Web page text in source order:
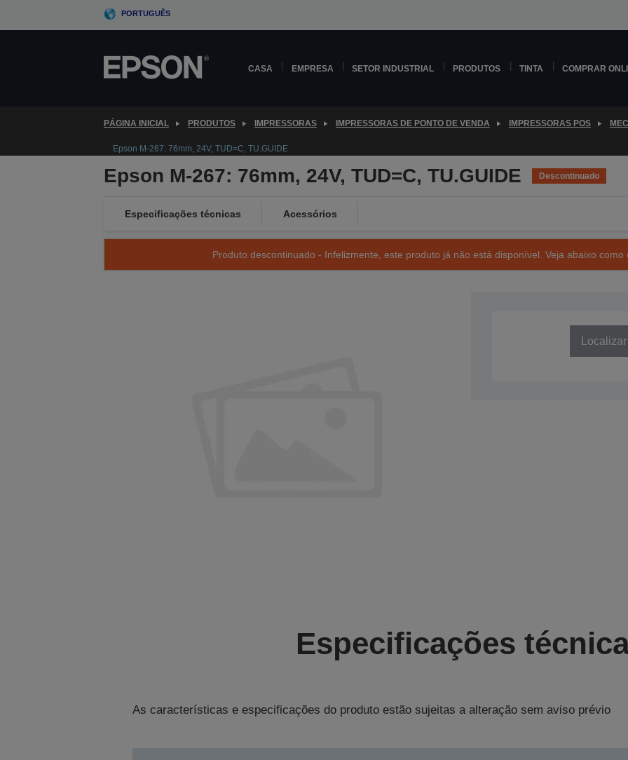
PORTUGUÊS
CASA EMPRESA SETOR INDUSTRIAL PRODUTOS TINTA COMPRAR
PÁGINA INICIAL PRODUTOS IMPRESSORAS IMPRESSORAS DE PONTO DE VENDA IMPRESSORAS POS
Epson M-267: 76mm, 24V, TUD=C, TU.GUIDE
Epson M-267: 76mm, 24V, TUD=C, TU.GUIDE Descontinuado
Especificações técnicas Acessórios
Produto descontinuado - Infelizmente, este produto já não está disponível. Veja abaixo
Especificações
As características e especificações do produto estão sujeitas a alteração sem aviso prévio